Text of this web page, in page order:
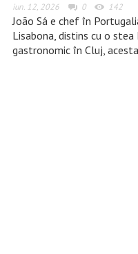
iun. 12, 2026 0 142
João Sá e chef în
Lisabona, distins cu o
gastronomic în Cluj,